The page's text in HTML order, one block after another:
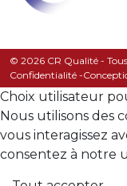
© 2026 CR Qualité -
Confidentialité -
Choix utilisateur
Nous utilisons des
vous interagissez
consentez à notre